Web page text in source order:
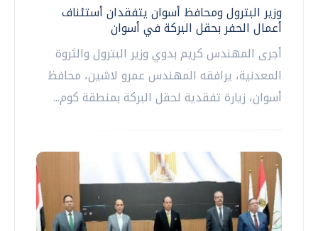
وزير البترول ومحافظ أسوان يتفقدان أستئناف
أعمال الحفر بحقل البركة في أسوان
أجرى المهندس كريم بدوي وزير البترول والثروة
المعدنية، يرافقه المهندس عمرو لاشين، محافظ
أسوان، زيارة تفقدية لحقل البركة بمنطقة كوم...